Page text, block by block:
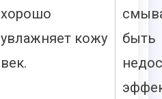
хорошо
увлажняет кожу
век.
быть